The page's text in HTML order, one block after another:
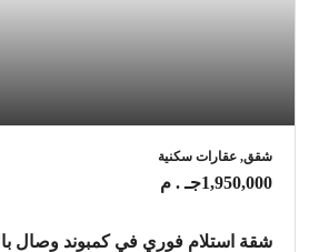
شقق, عقارات سكنية
1,950,000جـ . م
شقة استلام فوري في كمبوند وصال